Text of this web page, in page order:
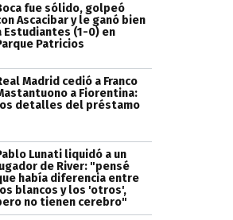
fue sólido, golpeó
Ascacibar y le ganó bien
Estudiantes (1-0) en
Patricios
Madrid cedió a Franco
a Fiorentina:
detalles del préstamo
Lunati liquidó a un
de River: "pensé
había diferencia entre
blancos y los 'otros',
no tienen cerebro"